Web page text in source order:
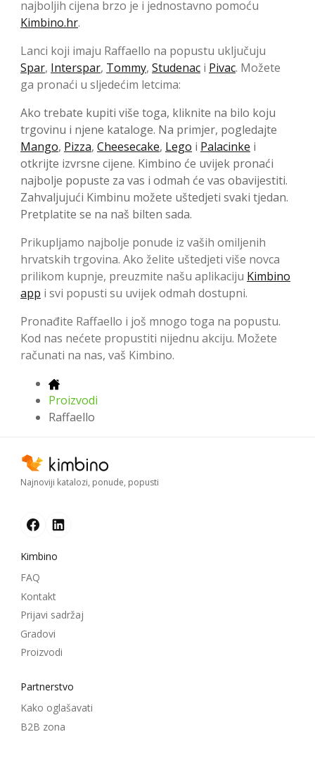
najboljih cijena brzo je i jednostavno pomoću
Kimbino.hr.
Lanci koji imaju Raffaello na popustu uključuju
Spar, Interspar, Tommy, Studenac i Pivac. Možete
ga pronaći u sljedećim letcima:
Ako trebate kupiti više toga, kliknite na bilo koju
trgovinu i njene kataloge. Na primjer, pogledajte
Mango, Pizza, Cheesecake, Lego i Palacinke i
otkrijte izvrsne cijene. Kimbino će uvijek pronaći
najbolje popuste za vas i odmah će vas obavijestiti.
Zahvaljujući Kimbinu možete uštedjeti svaki tjedan.
Pretplatite se na naš bilten sada.
Prikupljamo najbolje ponude iz vaših omiljenih
hrvatskih trgovina. Ako želite uštedjeti više novca
prilikom kupnje, preuzmite našu aplikaciju Kimbino
app i svi popusti su uvijek odmah dostupni.
Pronađite Raffaello i još mnogo toga na popustu.
Kod nas nećete propustiti nijednu akciju. Možete
računati na nas, vaš Kimbino.
Proizvodi
Raffaello
Najnoviji katalozi, ponude, popusti
Kimbino
FAQ
Kontakt
Prijavi sadržaj
Gradovi
Proizvodi
Partnerstvo
Kako oglašavati
B2B zona